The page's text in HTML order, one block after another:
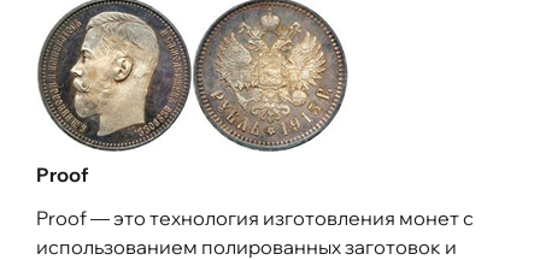
Proof
Proof — это технология изготовления монет с
использованием полированных заготовок и